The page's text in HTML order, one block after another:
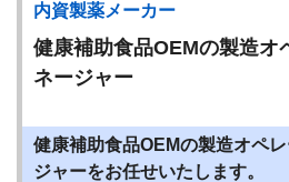
内資製薬メーカー
健康補助食品OEMの製造オ
ネージャー
健康補助食品OEMの製造オペ
ジャーをお任せいたします。